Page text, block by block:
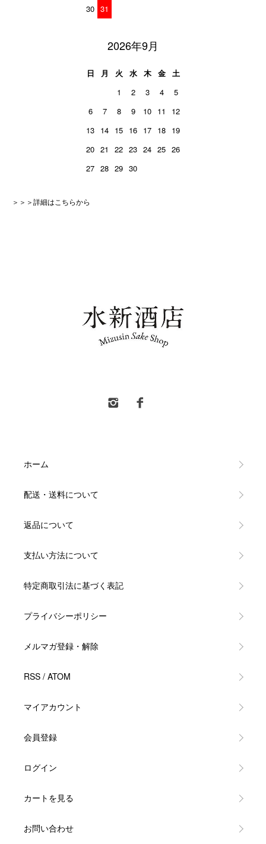
30 31
2026年9月
日 月 火 水 木 金
土
1
2 3 4
5
6
7 8 9 10 11
12
13 14 15 16 17 18 19
20 21 22 23 24 25 26
27 28 29 30
＞＞＞詳細はこちらから
ホーム
配送・送料について
返品について
支払い方法について
特定商取引法に基づく表記
プライバシーポリシー
メルマガ登録・解除
RSS / ATOM
マイアカウント
会員登録
ログイン
カートを見る
お問い合わせ